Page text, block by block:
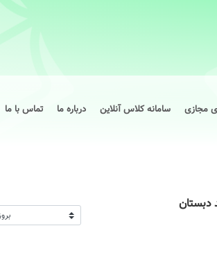
مجازی سامانه کلاس آنلاین درباره ما تماس با ما
دبستان